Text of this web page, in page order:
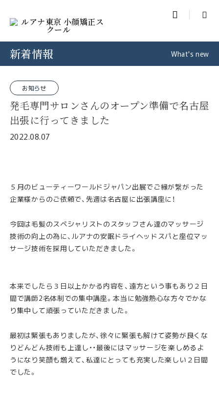

新着情報 What's new
お知らせ
発毛専門サロンさんのオープン準備で名古屋
出張に行ってきました
2022.08.07
５月のビューティーワールドジャパン出展でご縁が繋がった
企業様からのご依頼で、先週は名古屋に出張講座に！
今回は毛髪のスペシャリストのスタッフさん達のマッサージ
技術の向上の為に、ルアナの安眠ドライヘッドスパと座位マッ
サージ技術を採用していただきました。
本来でしたら３日以上かかる内容を、遠方という事もあり２日
間で講師2名体制での集中講座。本当に勉強熱心な方々でかな
り集中して頑張っていただきました。
最初は緊張もありましたが、徐々に緊張も解けて姿勢が良くな
りどんどん技術も上達し・・最後にはマッサージを楽しめるよ
うになり笑顔も増えて、私達にとっても充実した楽しい２日間
でした。